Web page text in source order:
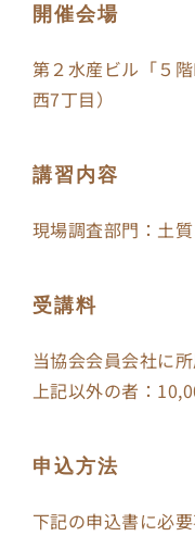
開催会場
第２水産ビル「５
西7丁目）
講習内容
現場調査部門：土
受講料
当協会会員会社に
上記以外の者：
申込方法
下記の申込書に必